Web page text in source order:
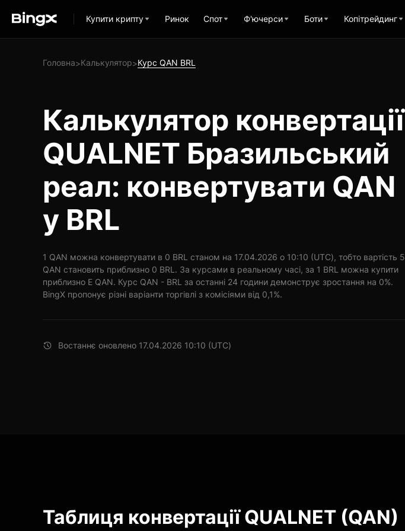
Купити крипту Ринок Спот Ф'ючерси Боти Копітрейдинг
Головна>Калькулятор>Курс QAN BRL
Калькулятор конвертації
QUALNET Бразильський
реал: конвертувати QAN
у BRL
1 QAN можна конвертувати в 0 BRL станом на 17.04.2026 о 10:10 (UTC), тобто вартість 5
QAN становить приблизно 0 BRL. За курсами в реальному часі, за 1 BRL можна купити
приблизно E QAN. Курс QAN - BRL за останні 24 години демонструє зростання на 0%.
BingX пропонує різні варіанти торгівлі з комісіями від 0,1%.
Востаннє оновлено 17.04.2026 10:10 (UTC)
Таблиця конвертації QUALNET (QAN)